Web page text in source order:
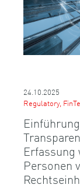
24.10.2025
Regulatory,
Personen